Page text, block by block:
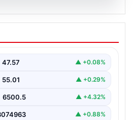
caretta
denize ulaştırdı
47.57 ▲ +0.08%
55.01 ▲ +0.29%
6500.5 ▲ +4.32%
▲ +0.88%